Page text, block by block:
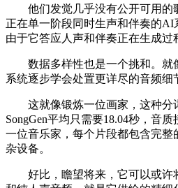
他们发觉几乎没有公开可用的歌
正在单一阶段同时生声和伴奏的AI
由于它答应人声和伴奏正在生成过
数据多样性也是一个挑和。就像
系统逐步学会处置更详尽的音频细
这就像锻炼一位画家，这种分词
SongGen平均只需要18.04秒，音
一位音乐家，每个片段都包含完
杂设备。
好比，瞻望将来，它可以或许将